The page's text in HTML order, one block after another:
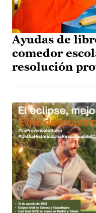
Ayudas de
comedor
resolución